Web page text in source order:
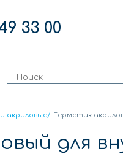
33 00
акриловые/ Герметик
для